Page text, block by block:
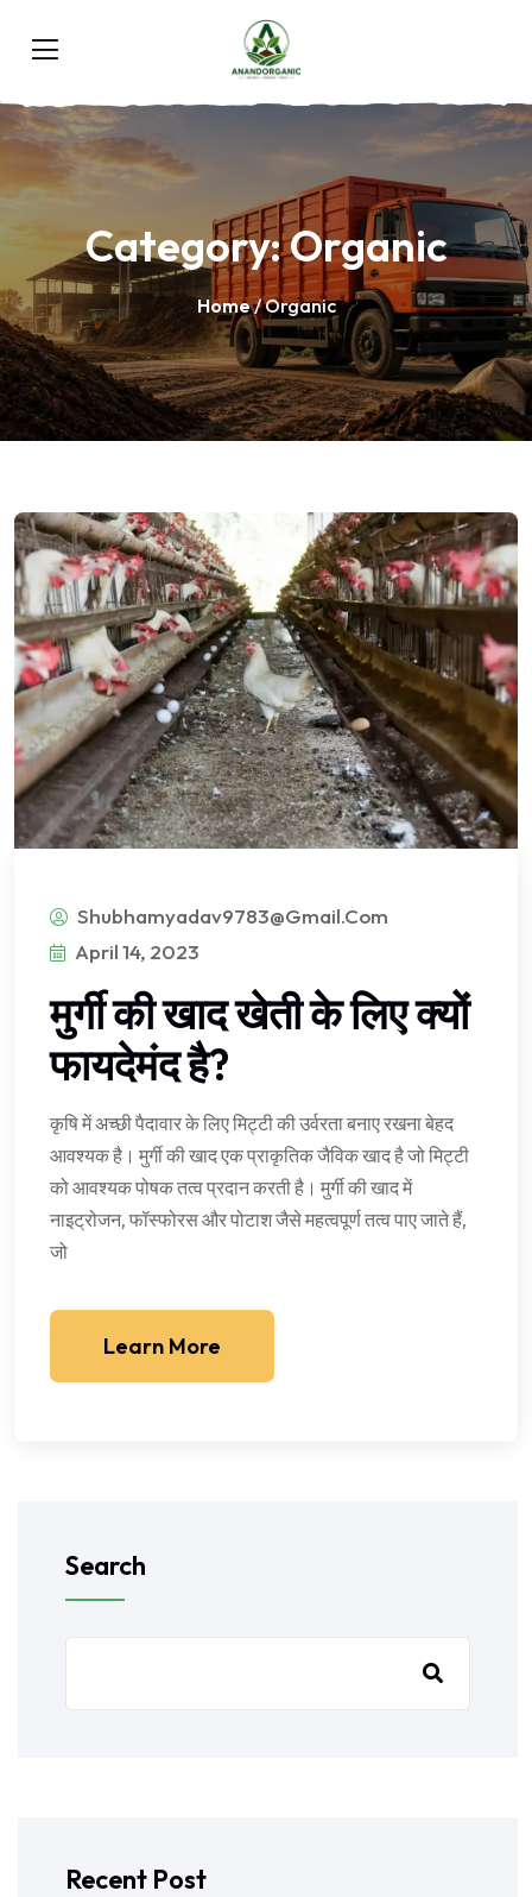
Category:Organic
Home/ Organic
Shubhamyadav9783@gmail.com
April 14, 2023
मुर्गी की खाद खेती के लिए क्यों
फायदेमंद है?
कृषि में अच्छी पैदावार के लिए मिट्टी की उर्वरता बनाए रखना बेहद
आवश्यक है। मुर्गी की खाद एक प्राकृतिक जैविक खाद है जो मिट्टी
को आवश्यक पोषक तत्व प्रदान करती है। मुर्गी की खाद में
नाइट्रोजन, फॉस्फोरस और पोटाश जैसे महत्वपूर्ण तत्व पाए जाते हैं,
जो
Learn More
Search
Recent Post